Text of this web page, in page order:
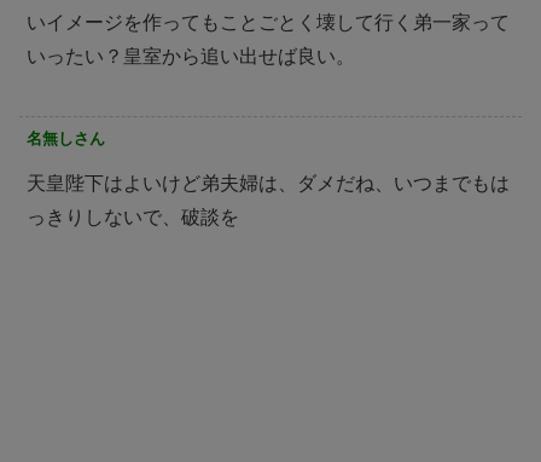
いイメージを作ってもことごとく壊して行く弟一家って
いったい？皇室から追い出せば良い。
名無しさん
天皇陛下はよいけど弟夫婦は、ダメだね、いつまでもは
っきりしないで、破談を